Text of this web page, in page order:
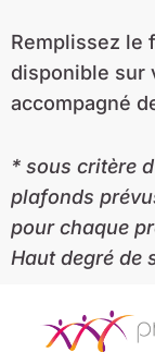
Remplissez le
disponible sur
accompagné
* sous critère
plafonds
pour chaque
Haut degré de